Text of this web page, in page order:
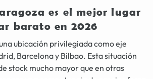
es el mejor lugar
barato en 2026
ubicación privilegiada como eje
Barcelona y Bilbao. Esta situación
stock mucho mayor que en otras